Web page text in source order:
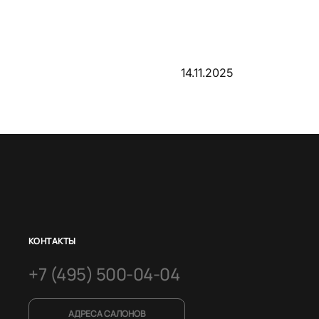
14.11.2025
КОНТАКТЫ
+7 (495) 500-04-04
АДРЕСА САЛОНОВ